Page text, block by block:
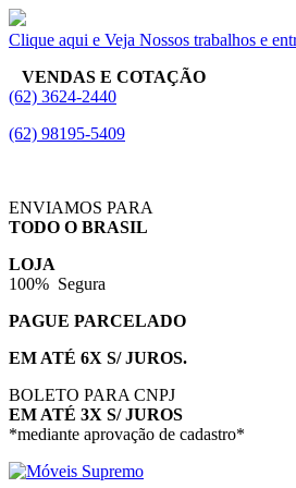
Clique aqui e Veja Nossos trabalhos e
VENDAS E COTAÇÃO
(62) 3624-2440
(62) 98195-5409
ENVIAMOS PARA
TODO O BRASIL
LOJA
100% Segura
PAGUE PARCELADO
EM ATÉ 6X S/ JUROS.
BOLETO PARA CNPJ
EM ATÉ 3X S/ JUROS
*mediante aprovação de cadastro*